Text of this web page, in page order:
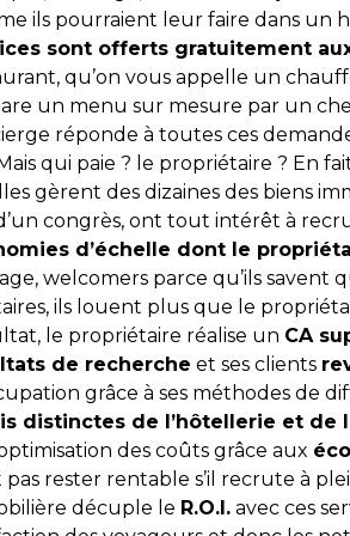
ils pourraient leur faire dans un
sont offerts gratuitement
qu’on vous appelle un
un menu sur mesure par un
réponde à toutes ces
qui paie ? le propriétaire ? En
gèrent des dizaines des biens
congrès, ont tout intérêt à
d’échelle dont le
welcomers parce qu’ils savent
ils louent plus que le
le propriétaire réalise un CA
de recherche et ses clients
grâce à ses méthodes de
distinctes de l’hôtellerie et
des coûts grâce aux
rester rentable s’il recrute à
décuple le R.O.I. avec ces